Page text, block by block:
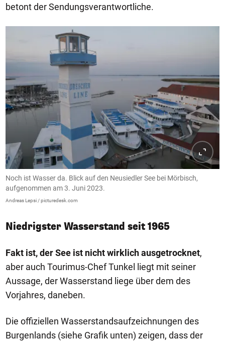
betont der Sendungsverantwortliche.
Noch ist Wasser da. Blick auf den Neusiedler See bei Mörbisch,
aufgenommen am 3. Juni 2023.
Andreas Lepsi / picturedesk.com
Niedrigster Wasserstand seit 1965
Fakt ist, der See ist nicht wirklich ausgetrocknet,
aber auch Tourimus-Chef Tunkel liegt mit seiner
Aussage, der Wasserstand liege über dem des
Vorjahres, daneben.
Die offiziellen Wasserstandsaufzeichnungen des
Burgenlands (siehe Grafik unten) zeigen, dass der